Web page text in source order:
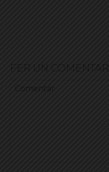
FER UN COMENTARI